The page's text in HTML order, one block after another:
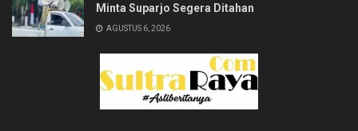
Minta Suparjo Segera Ditahan
AGUSTUS 6, 2026